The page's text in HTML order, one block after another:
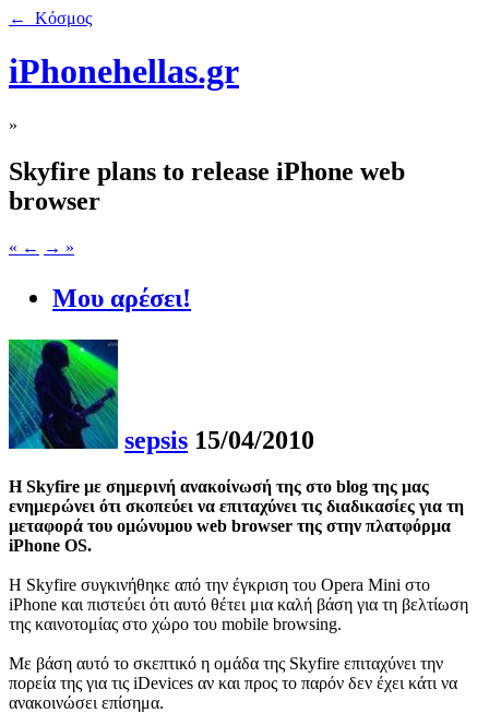
← Κόσμος
iPhonehellas.gr
»
Skyfire plans to release iPhone web
browser
« ← → »
Μου αρέσει!
sepsis 15/04/2010
H Skyfire με σημερινή ανακοίνωσή της στο blog της μας
ενημερώνει ότι σκοπεύει να επιταχύνει τις διαδικασίες για τη
μεταφορά του ομώνυμου web browser της στην πλατφόρμα
iPhone OS.
H Skyfire συγκινήθηκε από την έγκριση του Opera Mini στο
iPhone και πιστεύει ότι αυτό θέτει μια καλή βάση για τη βελτίωση
της καινοτομίας στο χώρο του mobile browsing.
Mε βάση αυτό το σκεπτικό η ομάδα της Skyfire επιταχύνει την
πορεία της για τις iDevices αν και προς το παρόν δεν έχει κάτι να
ανακοινώσει επίσημα.